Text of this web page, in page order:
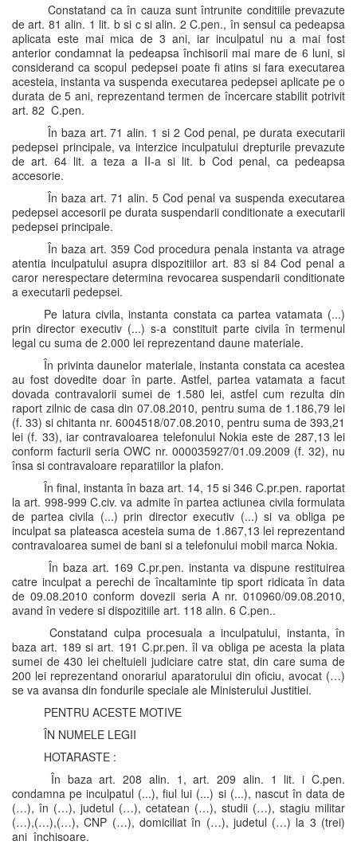
Constatand ca în cauza sunt întrunite conditiile prevazute
de art. 81 alin. 1 lit. b si c si alin. 2 C.pen., în sensul ca pedeapsa
aplicata este mai mica de 3 ani, iar inculpatul nu a mai fost
anterior condamnat la pedeapsa închisorii mai mare de 6 luni, si
considerand ca scopul pedepsei poate fi atins si fara executarea
acesteia, instanta va suspenda executarea pedepsei aplicate pe o
durata de 5 ani, reprezentand termen de încercare stabilit potrivit
art. 82 C.pen.
În baza art. 71 alin. 1 si 2 Cod penal, pe durata executarii
pedepsei principale, va interzice inculpatului drepturile prevazute
de art. 64 lit. a teza a II-a si lit. b Cod penal, ca pedeapsa
accesorie.
În baza art. 71 alin. 5 Cod penal va suspenda executarea
pedepsei accesorii pe durata suspendarii conditionate a executarii
pedepsei principale.
În baza art. 359 Cod procedura penala instanta va atrage
atentia inculpatului asupra dispozitiilor art. 83 si 84 Cod penal a
caror nerespectare determina revocarea suspendarii conditionate
a executarii pedepsei.
Pe latura civila, instanta constata ca partea vatamata (...)
prin director executiv (...) s-a constituit parte civila în termenul
legal cu suma de 2.000 lei reprezentand daune materiale.
În privinta daunelor materiale, instanta constata ca acestea
au fost dovedite doar în parte. Astfel, partea vatamata a facut
dovada contravalorii sumei de 1.580 lei, astfel cum rezulta din
raport zilnic de casa din 07.08.2010, pentru suma de 1.186,79 lei
(f. 33) si chitanta nr. 6004518/07.08.2010, pentru suma de 393,21
lei (f. 33), iar contravaloarea telefonului Nokia este de 287,13 lei
conform facturii seria OWC nr. 000035927/01.09.2009 (f. 32), nu
însa si contravaloare reparatiilor la plafon.
În final, instanta în baza art. 14, 15 si 346 C.pr.pen. raportat
la art. 998-999 C.civ. va admite în partea actiunea civila formulata
de partea civila (...) prin director executiv (...) si va obliga pe
inculpat sa plateasca acesteia suma de 1.867,13 lei reprezentand
contravaloarea sumei de bani si a telefonului mobil marca Nokia.
În baza art. 169 C.pr.pen. instanta va dispune restituirea
catre inculpat a perechi de încaltaminte tip sport ridicata în data
de 09.08.2010 conform dovezii seria A nr. 010960/09.08.2010,
avand în vedere si dispozitiile art. 118 alin. 6 C.pen..
Constatand culpa procesuala a inculpatului, instanta, în
baza art. 189 si art. 191 C.pr.pen. îl va obliga pe acesta la plata
sumei de 430 lei cheltuieli judiciare catre stat, din care suma de
200 lei reprezentand onorariul aparatorului din oficiu, avocat (…)
se va avansa din fondurile speciale ale Ministerului Justitiei.
PENTRU ACESTE MOTIVE
ÎN NUMELE LEGII
HOTARASTE :
În baza art. 208 alin. 1, art. 209 alin. 1 lit. i C.pen.
condamna pe inculpatul (...), fiul lui (...) si (...), nascut în data de
(…), în (…), judetul (…), cetatean (…), studii (…), stagiu militar
(…),(…),(…), CNP (…), domiciliat în (…), judetul (…) la 3 (trei)
ani închisoare.